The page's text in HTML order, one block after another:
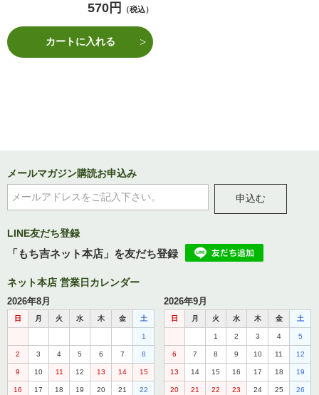
570円 （税込）
カートに入れる
メールマガジン購読お申込み
申込む
LINE友だち登録
「もち吉ネット本店」を友だち登録
ネット本店 営業日カレンダー
2026年8月
日 月 火 水 木 金 土
1
2 3 4 5 6 7 8
9 10 11 12 13 14 15
16 17 18 19 20 21 22
2026年9月
日 月 火 水 木 金 土
1 2 3 4 5
6 7 8 9 10 11 12
13 14 15 16 17 18 19
20 21 22 23 24 25 26